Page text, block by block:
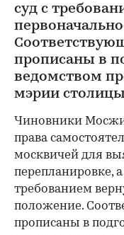
суд с
прописаны в
ведомством
мэрии
Чиновники
права
москвичей для
перепланировке,
требованием
положение.
прописаны в